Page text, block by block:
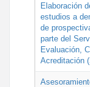
Elaboración
estudios a
de
parte del
Evaluación,
Acreditación